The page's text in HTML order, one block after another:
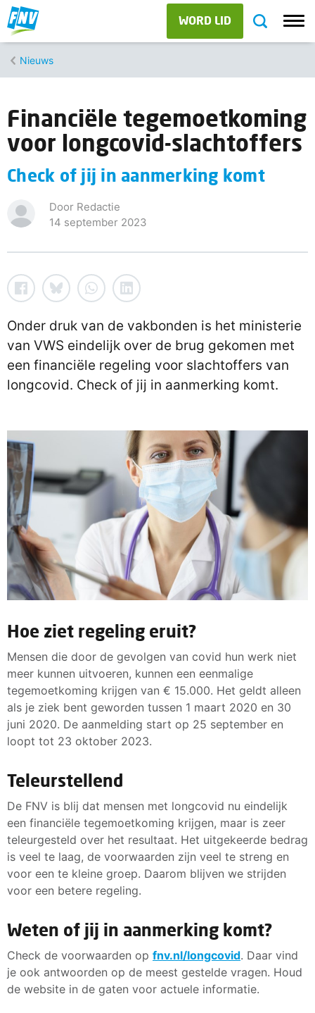
WORD LID
Nieuws
Financiële tegemoetkoming
voor longcovid-slachtoffers
Check of jij in aanmerking komt
Door Redactie
14 september 2023
Onder druk van de vakbonden is het ministerie
van VWS eindelijk over de brug gekomen met
een financiële regeling voor slachtoffers van
longcovid. Check of jij in aanmerking komt.
Hoe ziet regeling eruit?
Mensen die door de gevolgen van covid hun werk niet
meer kunnen uitvoeren, kunnen een eenmalige
tegemoetkoming krijgen van € 15.000. Het geldt alleen
als je ziek bent geworden tussen 1 maart 2020 en 30
juni 2020. De aanmelding start op 25 september en
loopt tot 23 oktober 2023.
Teleurstellend
De FNV is blij dat mensen met longcovid nu eindelijk
een financiële tegemoetkoming krijgen, maar is zeer
teleurgesteld over het resultaat. Het uitgekeerde bedrag
is veel te laag, de voorwaarden zijn veel te streng en
voor een te kleine groep. Daarom blijven we strijden
voor een betere regeling.
Weten of jij in aanmerking komt?
Check de voorwaarden op fnv.nl/longcovid. Daar vind
je ook antwoorden op de meest gestelde vragen. Houd
de website in de gaten voor actuele informatie.